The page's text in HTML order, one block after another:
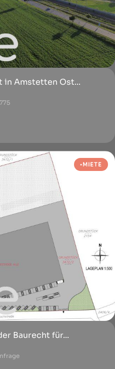
in Amstetten Ost...
MIETE
Baurecht für...